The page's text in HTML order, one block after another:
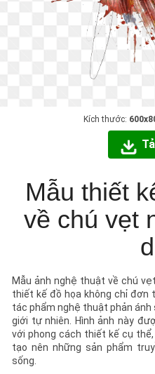
Kích thước:
Mẫu thiết
về chú vẹt
Mẫu ảnh nghệ thuật về chú
thiết kế đồ họa không chỉ đơn
tác phẩm nghệ thuật phản ánh
giới tự nhiên. Hình ảnh này
với phong cách thiết kế cụ
tạo nên những sản phẩm
sống.